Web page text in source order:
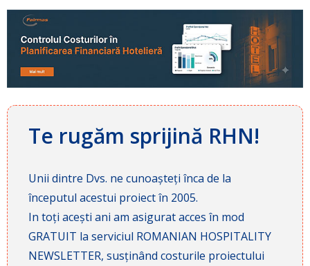
Te rugăm sprijină RHN!
Unii dintre Dvs. ne cunoașteți înca de la
începutul acestui proiect în 2005.
In toți acești ani am asigurat acces în mod
GRATUIT la serviciul ROMANIAN HOSPITALITY
NEWSLETTER, susținând costurile proiectului